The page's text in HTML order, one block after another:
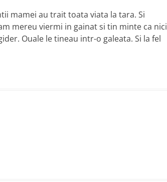
mamei au trait toata viata la tara. Si
mereu viermi in gainat si tin minte ca nici
Ouale le tineau intr-o galeata. Si la fel